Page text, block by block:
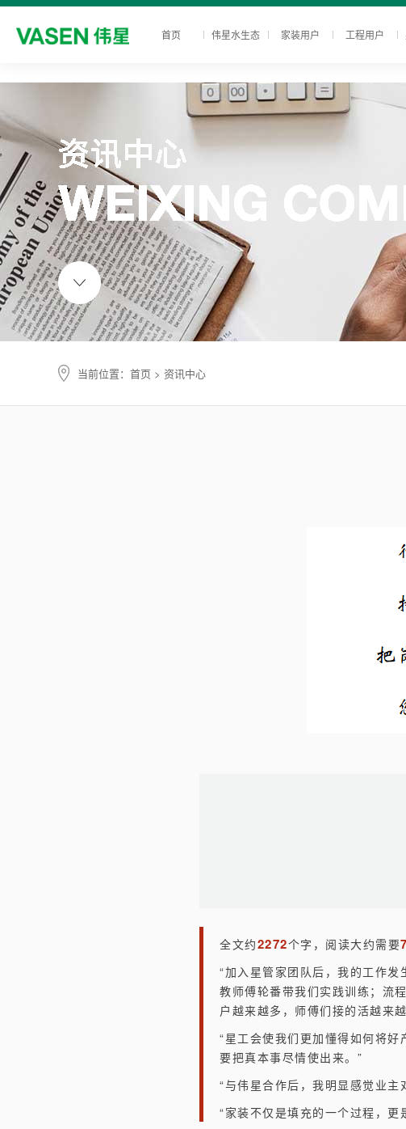
首页 伟星水生态 家装用户 工程用户
当前位置： 首页 > 资讯中心
全文约2272个字，阅读大约需要7
“加入星管家团队后，我的工作
教师傅轮番带我们实践训练；流
户越来越多，师傅们接的活越来
“星工会使我们更加懂得如何将好
要把真本事尽情使出来。”
“与伟星合作后，我明显感觉业
“家装不仅是填充的一个过程，